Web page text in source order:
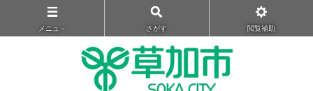
メニュ－ さがす 閲覧補助